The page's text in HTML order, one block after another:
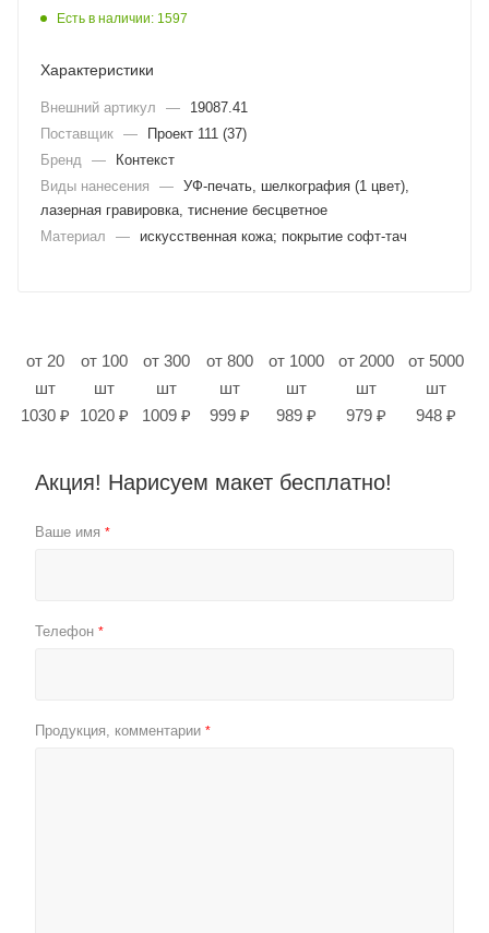
Есть в наличии: 1597
Характеристики
Внешний артикул —
19087.41
Поставщик —
Проект 111 (37)
Бренд
—
Контекст
Виды нанесения
— УФ-печать, шелкография (1 цвет),
лазерная гравировка, тиснение бесцветное
Материал
— искусственная кожа; покрытие софт-тач
от 20
шт
1030 ₽
от 100
шт
1020 ₽
от 300
шт
1009 ₽
от 800
шт
999 ₽
от 1000
шт
989 ₽
от 2000
шт
979 ₽
от 5000
шт
948 ₽
Акция! Нарисуем макет бесплатно!
Ваше имя *
Телефон *
Продукция, комментарии *